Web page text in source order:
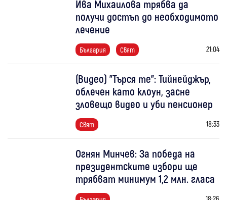
Ива Михаилова трябва да
получи достъп до необходимото
лечение
България Свят 21:04
(Видео) "Търся те": Тийнейджър,
облечен като клоун, засне
зловещо видео и уби пенсионер
Свят 18:33
Огнян Минчев: За победа на
президентските избори ще
трябват минимум 1,2 млн. гласа